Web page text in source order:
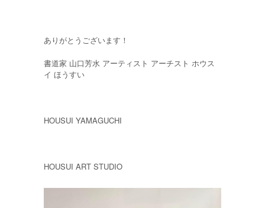
ありがとうございます！
書道家 山口芳水 アーティスト アーチスト ホウス
イ ほうすい
HOUSUI YAMAGUCHI
HOUSUI ART STUDIO